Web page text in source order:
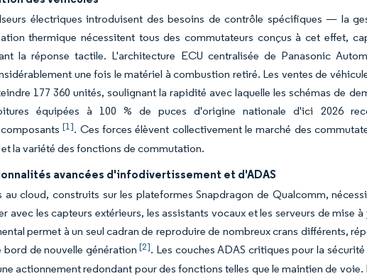
électriques introduisent des besoins de contrôle spécifiques — la
thermique nécessitent tous des commutateurs conçus à cet effet,
la réponse tactile. L'architecture ECU centralisée de Panasonic
une fois le matériel à combustion retiré. Les ventes de
177 360 unités, soulignant la rapidité avec laquelle les schémas de
équipées à 100 % de puces d'origine nationale d'ici 2026
[1]. Ces forces élèvent collectivement le marché des
la variété des fonctions de commutation.
avancées d'infodivertissement et d'ADAS
au cloud, construits sur les plateformes Snapdragon de Qualcomm,
avec les capteurs extérieurs, les assistants vocaux et les serveurs de mise
permet à un seul cadran de reproduire de nombreux crans différents,
bord de nouvelle génération[2]. Les couches ADAS critiques pour la
actionnement redondant pour des fonctions telles que le maintien de